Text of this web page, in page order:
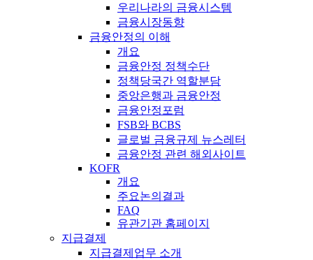
우리나라의 금융시스템
금융시장동향
금융안정의 이해
개요
금융안정 정책수단
정책당국간 역할분담
중앙은행과 금융안정
금융안정포럼
FSB와 BCBS
글로벌 금융규제 뉴스레터
금융안정 관련 해외사이트
KOFR
개요
주요논의결과
FAQ
유관기관 홈페이지
지급결제
지급결제업무 소개